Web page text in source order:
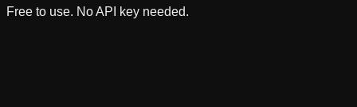
Free to use. No API key needed.